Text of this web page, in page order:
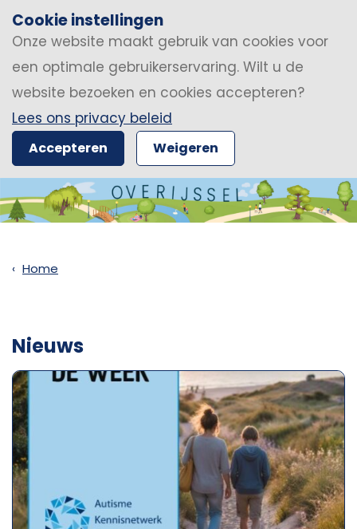
Cookie instellingen
Onze website maakt gebruik van cookies voor
een optimale gebruikerservaring. Wilt u de
website bezoeken en cookies accepteren?
Lees ons privacy beleid
Accepteren Weigeren
Home
Nieuws